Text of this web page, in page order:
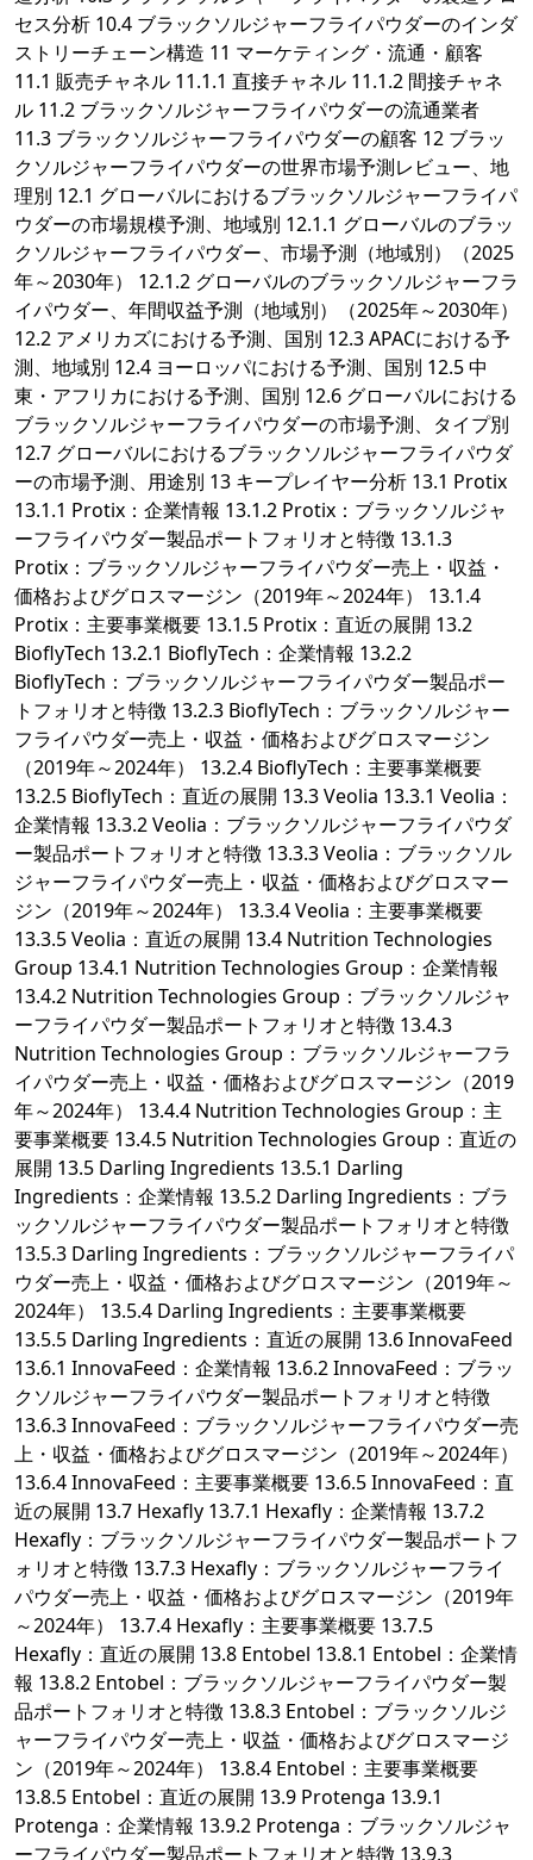
セス分析 10.4 ブラックソルジャーフライパウダーのインダ
ストリーチェーン構造 11 マーケティング・流通・顧客
11.1 販売チャネル 11.1.1 直接チャネル 11.1.2 間接チャネ
ル 11.2 ブラックソルジャーフライパウダーの流通業者
11.3 ブラックソルジャーフライパウダーの顧客 12 ブラッ
クソルジャーフライパウダーの世界市場予測レビュー、地
理別 12.1 グローバルにおけるブラックソルジャーフライパ
ウダーの市場規模予測、地域別 12.1.1 グローバルのブラッ
クソルジャーフライパウダー、市場予測（地域別）（2025
年～2030年） 12.1.2 グローバルのブラックソルジャーフラ
イパウダー、年間収益予測（地域別）（2025年～2030年）
12.2 アメリカズにおける予測、国別 12.3 APACにおける予
測、地域別 12.4 ヨーロッパにおける予測、国別 12.5 中
東・アフリカにおける予測、国別 12.6 グローバルにおける
ブラックソルジャーフライパウダーの市場予測、タイプ別
12.7 グローバルにおけるブラックソルジャーフライパウダ
ーの市場予測、用途別 13 キープレイヤー分析 13.1 Protix
13.1.1 Protix：企業情報 13.1.2 Protix：ブラックソルジャ
ーフライパウダー製品ポートフォリオと特徴 13.1.3
Protix：ブラックソルジャーフライパウダー売上・収益・
価格およびグロスマージン（2019年～2024年） 13.1.4
Protix：主要事業概要 13.1.5 Protix：直近の展開 13.2
BioflyTech 13.2.1 BioflyTech：企業情報 13.2.2
BioflyTech：ブラックソルジャーフライパウダー製品ポー
トフォリオと特徴 13.2.3 BioflyTech：ブラックソルジャー
フライパウダー売上・収益・価格およびグロスマージン
（2019年～2024年） 13.2.4 BioflyTech：主要事業概要
13.2.5 BioflyTech：直近の展開 13.3 Veolia 13.3.1 Veolia：
企業情報 13.3.2 Veolia：ブラックソルジャーフライパウダ
ー製品ポートフォリオと特徴 13.3.3 Veolia：ブラックソル
ジャーフライパウダー売上・収益・価格およびグロスマー
ジン（2019年～2024年） 13.3.4 Veolia：主要事業概要
13.3.5 Veolia：直近の展開 13.4 Nutrition Technologies
Group 13.4.1 Nutrition Technologies Group：企業情報
13.4.2 Nutrition Technologies Group：ブラックソルジャ
ーフライパウダー製品ポートフォリオと特徴 13.4.3
Nutrition Technologies Group：ブラックソルジャーフラ
イパウダー売上・収益・価格およびグロスマージン（2019
年～2024年） 13.4.4 Nutrition Technologies Group：主
要事業概要 13.4.5 Nutrition Technologies Group：直近の
展開 13.5 Darling Ingredients 13.5.1 Darling
Ingredients：企業情報 13.5.2 Darling Ingredients：ブラ
ックソルジャーフライパウダー製品ポートフォリオと特徴
13.5.3 Darling Ingredients：ブラックソルジャーフライパ
ウダー売上・収益・価格およびグロスマージン（2019年～
2024年） 13.5.4 Darling Ingredients：主要事業概要
13.5.5 Darling Ingredients：直近の展開 13.6 InnovaFeed
13.6.1 InnovaFeed：企業情報 13.6.2 InnovaFeed：ブラッ
クソルジャーフライパウダー製品ポートフォリオと特徴
13.6.3 InnovaFeed：ブラックソルジャーフライパウダー売
上・収益・価格およびグロスマージン（2019年～2024年）
13.6.4 InnovaFeed：主要事業概要 13.6.5 InnovaFeed：直
近の展開 13.7 Hexafly 13.7.1 Hexafly：企業情報 13.7.2
Hexafly：ブラックソルジャーフライパウダー製品ポートフ
ォリオと特徴 13.7.3 Hexafly：ブラックソルジャーフライ
パウダー売上・収益・価格およびグロスマージン（2019年
～2024年） 13.7.4 Hexafly：主要事業概要 13.7.5
Hexafly：直近の展開 13.8 Entobel 13.8.1 Entobel：企業情
報 13.8.2 Entobel：ブラックソルジャーフライパウダー製
品ポートフォリオと特徴 13.8.3 Entobel：ブラックソルジ
ャーフライパウダー売上・収益・価格およびグロスマージ
ン（2019年～2024年） 13.8.4 Entobel：主要事業概要
13.8.5 Entobel：直近の展開 13.9 Protenga 13.9.1
Protenga：企業情報 13.9.2 Protenga：ブラックソルジャ
ーフライパウダー製品ポートフォリオと特徴 13.9.3